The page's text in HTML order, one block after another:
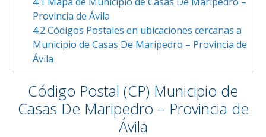
Provincia de Ávila
4.2Códigos Postales en ubicaciones cercanas a
Municipio de Casas De Maripedro – Provincia de
Ávila
Código Postal (CP) Municipio de
Casas De Maripedro – Provincia de
Ávila